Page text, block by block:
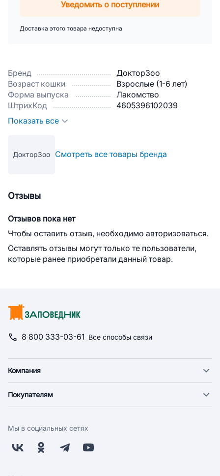
Бренд
ДокторЗоо
Возраст кошки
Взрослые (1-6 лет)
Форма выпуска
Лакомство
ШтрихКод
4605396102039
Показать все
ДокторЗоо Смотреть все товары бренда
Уведомить о поступлении
Доставка этого товара недоступна
Отзывы
Отзывов пока нет
Чтобы оставить отзыв, необходимо авторизоваться.
Оставлять отзывы могут только те пользователи,
которые ранее приобретали данный товар.
8 800 333-03-61 Все способы связи
Компания
Новости
Поставщикам
Заводчикам
Покупателям
Оплата
Бонусная программа
Мы в социальных сетях